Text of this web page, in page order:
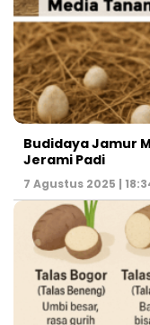
Budidaya Jamur
Jerami Padi
7 Agustus 2025 |